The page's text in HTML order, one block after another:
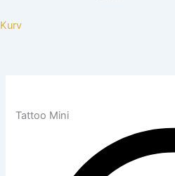
Kurv
Tattoo Mini